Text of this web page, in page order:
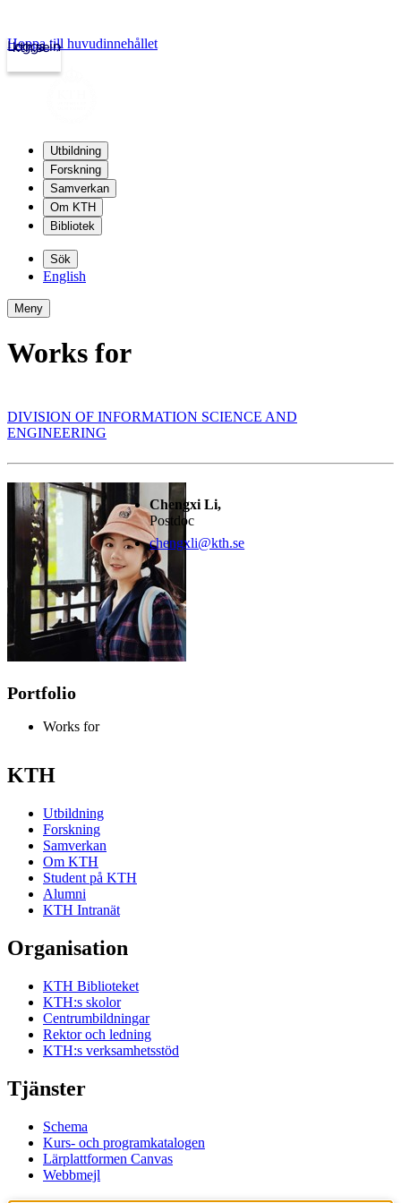
kth.se
Logga in
Hoppa till huvudinnehållet
Utbildning
Forskning
Samverkan
Om KTH
Bibliotek
Sök
English
Meny
Works for
DIVISION OF INFORMATION SCIENCE AND
ENGINEERING
Chengxi Li,
Postdoc
chengxli@kth.se
Portfolio
Works for
KTH
Utbildning
Forskning
Samverkan
Om KTH
Student på KTH
Alumni
KTH Intranät
Organisation
KTH Biblioteket
KTH:s skolor
Centrumbildningar
Rektor och ledning
KTH:s verksamhetsstöd
Tjänster
Schema
Kurs- och programkatalogen
Lärplattformen Canvas
Webbmejl